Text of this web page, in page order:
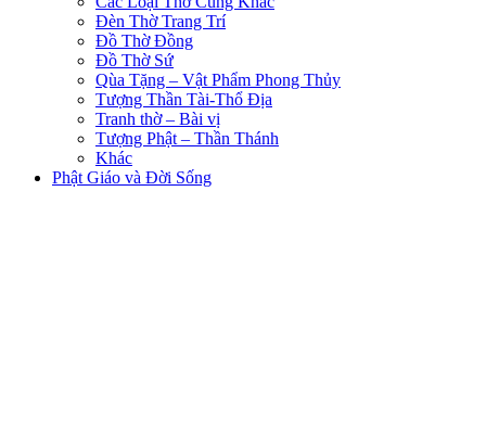
Đèn Thờ Trang Trí
Đồ Thờ Đồng
Đồ Thờ Sứ
Qùa Tặng – Vật Phẩm Phong Thủy
Tượng Thần Tài-Thổ Địa
Tranh thờ – Bài vị
Tượng Phật – Thần Thánh
Khác
Phật Giáo và Đời Sống